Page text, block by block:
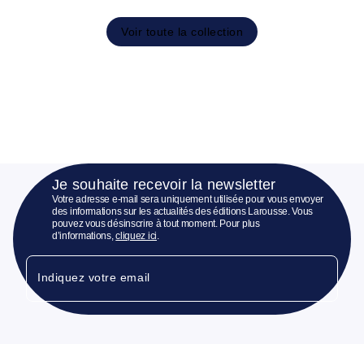
Voir toute la collection
Je souhaite recevoir la newsletter
Votre adresse e-mail sera uniquement utilisée pour vous envoyer
des informations sur les actualités des éditions Larousse. Vous
pouvez vous désinscrire à tout moment. Pour plus
d’informations,cliquez ici
Indiquez votre email